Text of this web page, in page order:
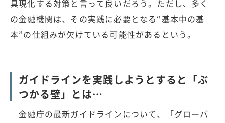
具現化する対策と言って良いだろう。ただし、多く
の金融機関は、その実践に必要となる“基本中の基
本”の仕組みが欠けている可能性があるという。
ガイドラインを実践しようとすると「ぶ
つかる壁」とは…
金融庁の最新ガイドラインについて、「グローバ